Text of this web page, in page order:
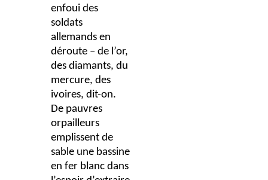
enfoui des
soldats
allemands en
déroute – de l’or,
des diamants, du
mercure, des
ivoires, dit-on.
De pauvres
orpailleurs
emplissent de
sable une bassine
en fer blanc dans